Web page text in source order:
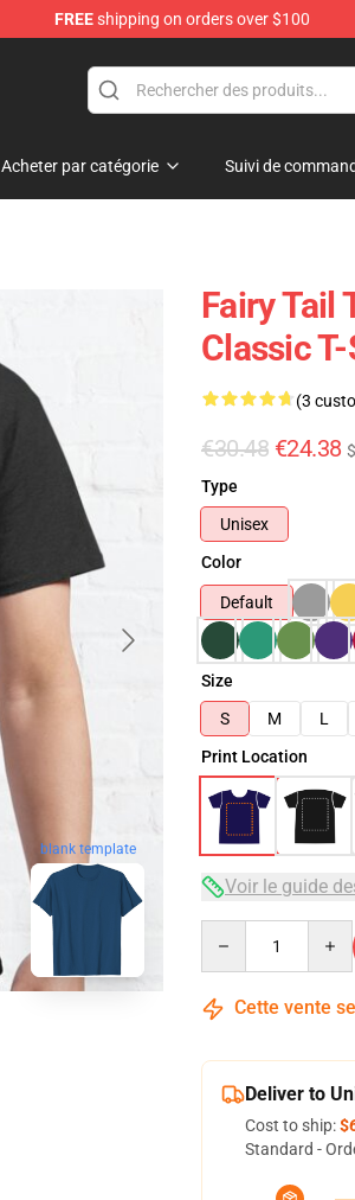
FREEshipping on orders over $100
Acheter par catégorie Suivi de
blank template
Fairy Tail
Classic
(3
€30.48 €24.38
Type
Unisex
Color
Default
Size
S
M L
Print Location
Voir le guide
Cette vente
Deliver to
Cost to ship:
Standard -